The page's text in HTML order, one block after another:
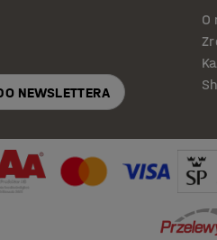
NEWSLETTERA
O